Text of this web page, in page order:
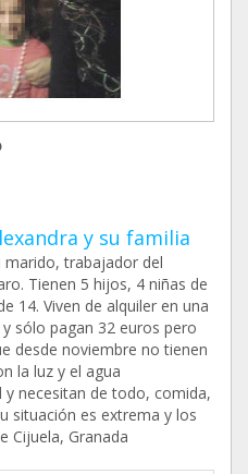
y su familia
marido, trabajador del
Tienen 5 hijos, 4 niñas de
14. Viven de alquiler en una
sólo pagan 32 euros pero
desde noviembre no tienen
la luz y el agua
y necesitan de todo, comida,
situación es extrema y los
Cijuela, Granada